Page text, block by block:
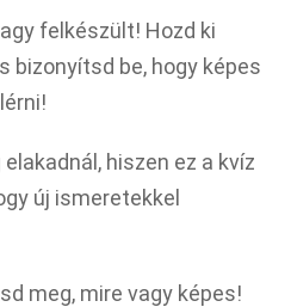
felkészült! Hozd ki
bizonyítsd be, hogy képes
hiszen ez a kvíz
új ismeretekkel
meg, mire vagy képes!